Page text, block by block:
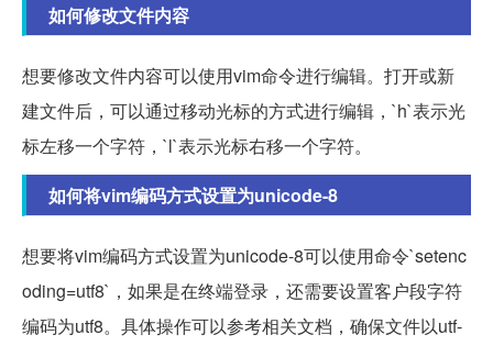
如何修改文件内容
想要修改文件内容可以使用vim命令进行编辑。打开或新
建文件后，可以通过移动光标的方式进行编辑，`h`表示光
标左移一个字符，`l`表示光标右移一个字符。
如何将vim编码方式设置为unicode-8
想要将vim编码方式设置为unicode-8可以使用命令`setenc
oding=utf8`，如果是在终端登录，还需要设置客户段字符
编码为utf8。具体操作可以参考相关文档，确保文件以utf-